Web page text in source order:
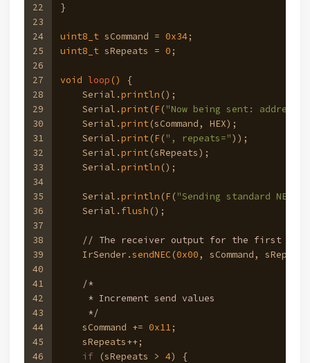
22
23
24
25
26
27
28
29
30
31
32
33
34
35
36
37
38
39
40
41
42
43
44
45
46
}
uint8_t sCommand = 0x34;
uint8_t sRepeats = 0 ;
void loop ()
{
    Serial.
println ();
    Serial.
print(F("Now being sent:
    Serial.
print(sCommand, HEX);
    Serial.
print(F(", repeats="));
    Serial.
print(sRepeats);
    Serial.
println ();
    Serial.
println (F("Sending standard NEC
    Serial.
flush ();
// The receiver output for the first loop
    IrSender.
sendNEC (0x00, sCommand,
/*
     * Increment send values
     */
    sCommand +=
0x11;
    sRepeats++;
if (sRepeats > 4) {